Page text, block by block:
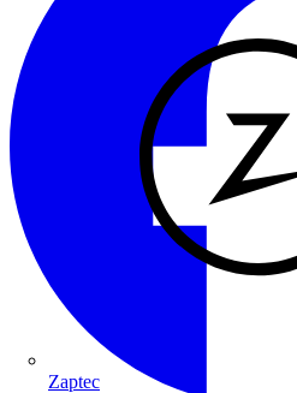
Zaptec